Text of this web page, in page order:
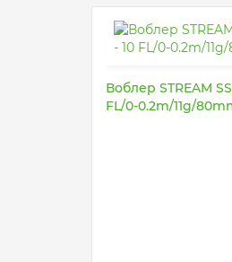
Воблер STREAM
FL/0-0.2m/11g/